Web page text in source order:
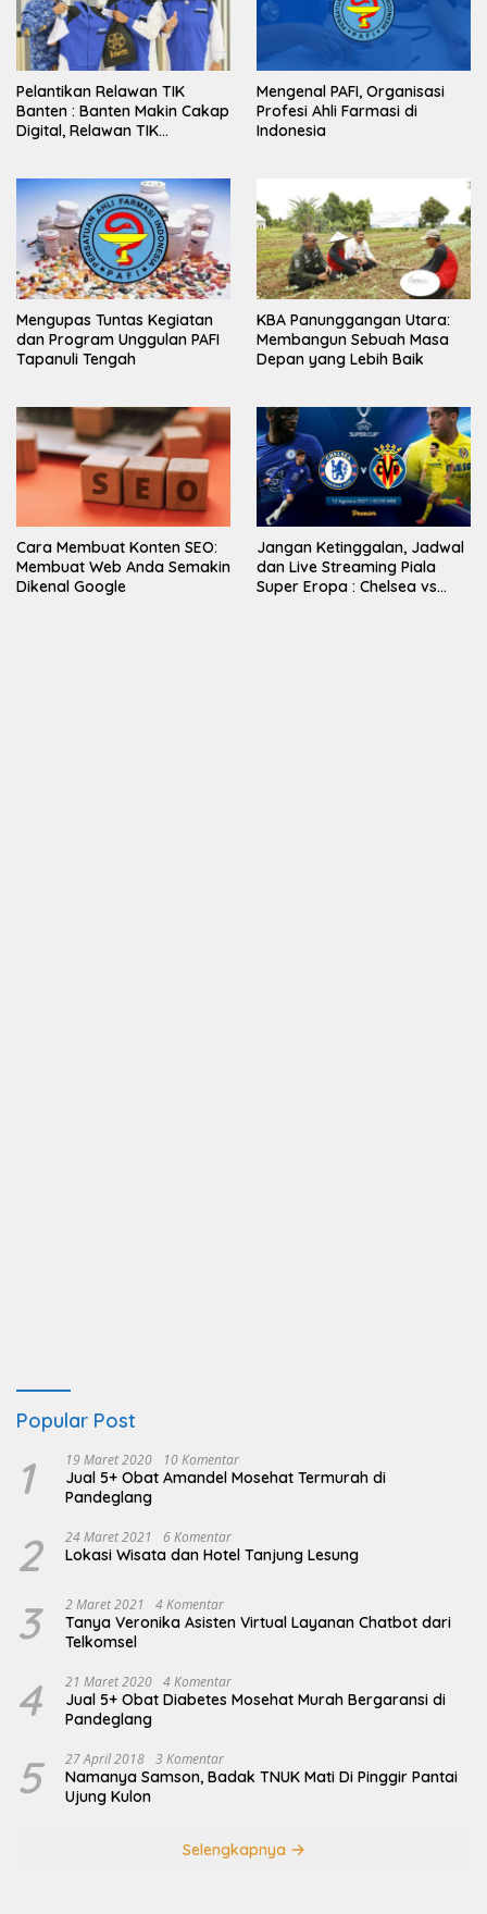
Pelantikan Relawan TIK
Banten : Banten Makin Cakap
Digital, Relawan TIK
Mengenal PAFI, Organisasi
Profesi Ahli Farmasi di
Indonesia
Mengupas Tuntas Kegiatan
dan Program Unggulan PAFI
Tapanuli Tengah
KBA Panunggangan Utara:
Membangun Sebuah Masa
Depan yang Lebih Baik
Cara Membuat Konten SEO:
Membuat Web Anda Semakin
Dikenal Google
Jangan Ketinggalan, Jadwal
dan Live Streaming Piala
Super Eropa : Chelsea vs
Popular Post
1 19 Maret 2020 10 Komentar
Jual 5+ Obat Amandel Mosehat Termurah di
Pandeglang
2 24 Maret 2021 6 Komentar
Lokasi Wisata dan Hotel Tanjung Lesung
3 2 Maret 2021 4 Komentar
Tanya Veronika Asisten Virtual Layanan Chatbot dari
Telkomsel
4 21 Maret 2020 4 Komentar
Jual 5+ Obat Diabetes Mosehat Murah Bergaransi di
Pandeglang
5 27 April 2018 3 Komentar
Namanya Samson, Badak TNUK Mati Di Pinggir Pantai
Ujung Kulon
Selengkapnya